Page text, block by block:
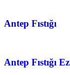
Antep Fıstığı
Antep Fıstığı